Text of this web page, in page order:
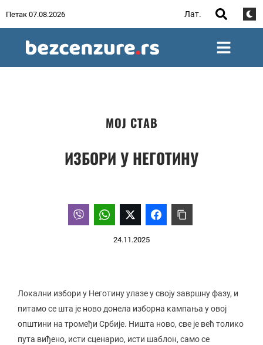
Петак 07.08.2026 Лат.
МОЈ СТАВ
ИЗБОРИ У НЕГОТИНУ
24.11.2025
Локални избори у Неготину улазе у своју завршну фазу, и
питамо се шта је ново донела изборна кампања у овој
општини на тромеђи Србије. Ништа ново, све је већ толико
пута виђено, исти сценарио, исти шаблон, само се